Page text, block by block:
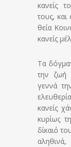
κανείς
τους, και
θεία
κανείς
Τα
την ζωή
γεννά
κανείς
κυρίως
δίκαιό